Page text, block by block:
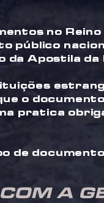
no
público
da Apostila da
o
pratica
de
A